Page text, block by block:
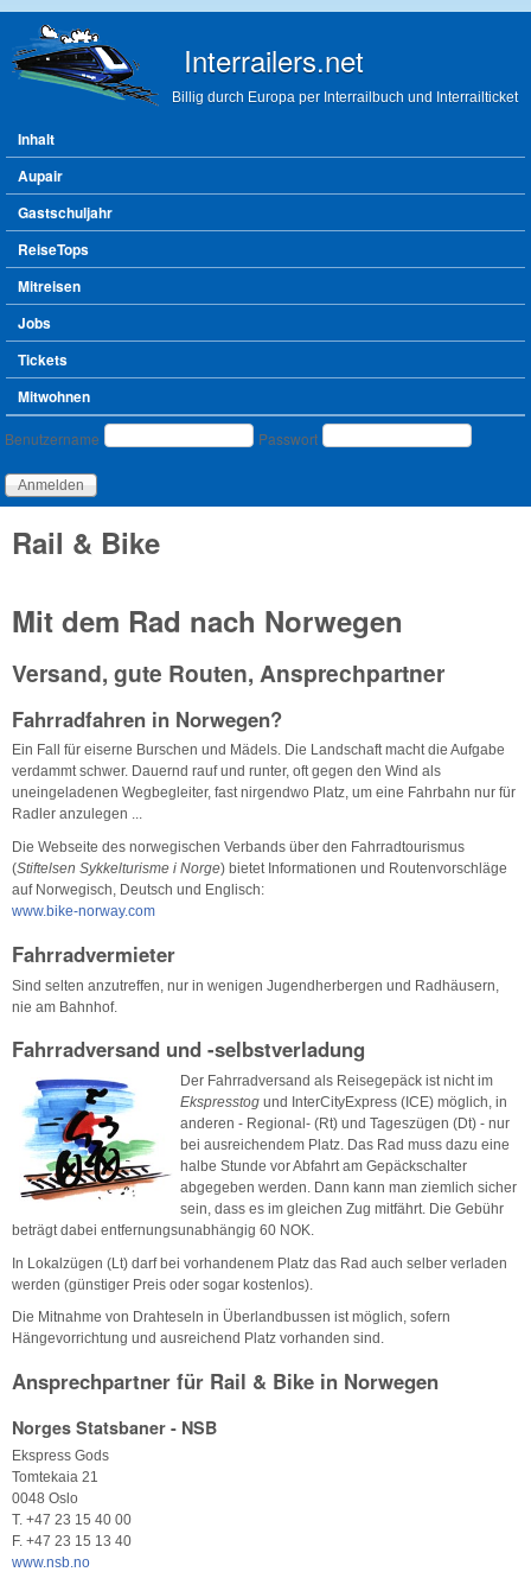
Interrailers.net
Billig durch Europa per Interrailbuch und Interrailticket
Hauptmenü
Inhalt
Aupair
Gastschuljahr
ReiseTops
Mitreisen
Jobs
Tickets
Mitwohnen
Benutzeranmeldung
Benutzername Passwort
Rail & Bike
Mit dem Rad nach Norwegen
Versand, gute Routen, Ansprechpartner
Fahrradfahren in Norwegen?
Ein Fall für eiserne Burschen und Mädels. Die Landschaft macht die Aufgabe
verdammt schwer. Dauernd rauf und runter, oft gegen den Wind als
uneingeladenen Wegbegleiter, fast nirgendwo Platz, um eine Fahrbahn nur für
Radler anzulegen ...
Die Webseite des norwegischen Verbands über den Fahrradtourismus
(Stiftelsen Sykkelturisme i Norge) bietet Informationen und Routenvorschläge
auf Norwegisch, Deutsch und Englisch:
www.bike-norway.com
Fahrradvermieter
Sind selten anzutreffen, nur in wenigen Jugendherbergen und Radhäusern,
nie am Bahnhof.
Fahrradversand und -selbstverladung
Der Fahrradversand als Reisegepäck ist nicht im
Ekspresstog und InterCityExpress (ICE) möglich, in
anderen - Regional- (Rt) und Tageszügen (Dt) - nur
bei ausreichendem Platz. Das Rad muss dazu eine
halbe Stunde vor Abfahrt am Gepäckschalter
abgegeben werden. Dann kann man ziemlich sicher
sein, dass es im gleichen Zug mitfährt. Die Gebühr
beträgt dabei entfernungsunabhängig 60 NOK.
In Lokalzügen (Lt) darf bei vorhandenem Platz das Rad auch selber verladen
werden (günstiger Preis oder sogar kostenlos).
Die Mitnahme von Drahteseln in Überlandbussen ist möglich, sofern
Hängevorrichtung und ausreichend Platz vorhanden sind.
Ansprechpartner für Rail & Bike in Norwegen
Norges Statsbaner - NSB
Ekspress Gods
Tomtekaia 21
0048 Oslo
T. +47 23 15 40 00
F. +47 23 15 13 40
www.nsb.no